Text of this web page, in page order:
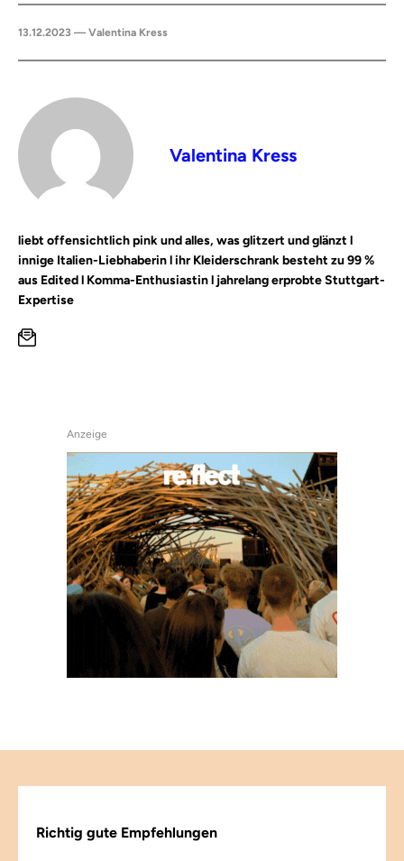
13.12.2023 — Valentina Kress
Valentina Kress
liebt offensichtlich pink und alles, was glitzert und glänzt l
innige Italien-Liebhaberin l ihr Kleiderschrank besteht zu 99 %
aus Edited l Komma-Enthusiastin l jahrelang erprobte Stuttgart-
Expertise
Anzeige
Richtig gute Empfehlungen